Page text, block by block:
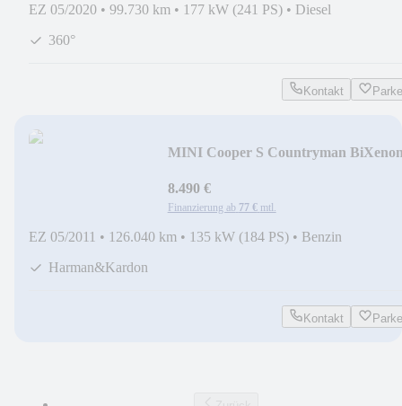
EZ 05/2020 • 99.730 km • 177 kW (241 PS) • Diesel
360°
Kontakt
MINI Cooper S Countryman
8.490 €
Finanzierung ab 77 € mtl.
EZ 05/2011 • 126.040 km • 135 kW (184 PS) • Benzin
Harman&Kardon
Kontakt